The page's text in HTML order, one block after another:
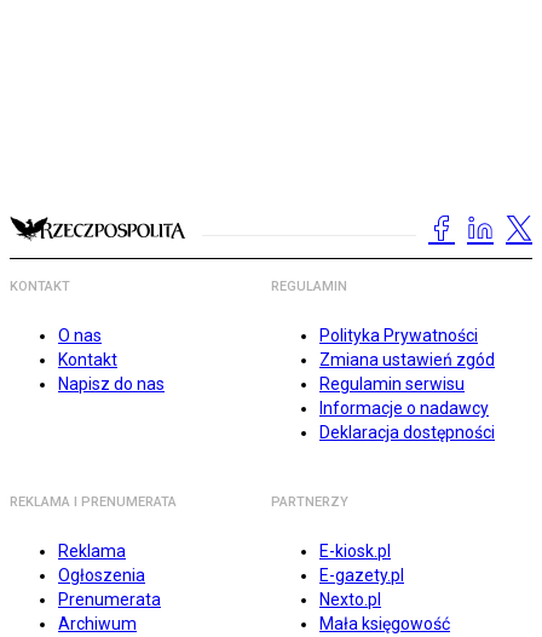
KONTAKT
O nas
Kontakt
Napisz do nas
REGULAMIN
Polityka Prywatności
Zmiana ustawień zgód
Regulamin serwisu
Informacje o nadawcy
Deklaracja dostępności
REKLAMA I PRENUMERATA
Reklama
Ogłoszenia
Prenumerata
Archiwum
PARTNERZY
E-kiosk.pl
E-gazety.pl
Nexto.pl
Mała księgowość